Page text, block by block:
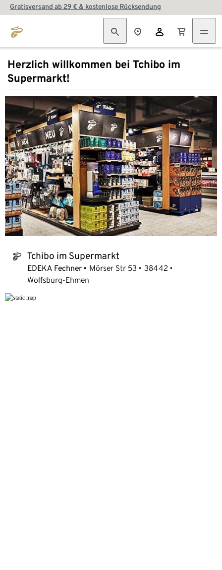
Gratisversand ab 29 € & kostenlose Rücksendung
Herzlich willkommen bei Tchibo im
Supermarkt!
tchibo_logo Tchibo im Supermarkt
EDEKA Fechner Mörser Str 53
38442
Wolfsburg-Ehmen